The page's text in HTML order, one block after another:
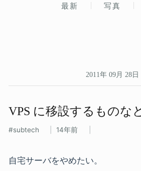
最新 写真
2011年 09月 28日
VPS に​移設する​ものな
subtech 14年前
自宅サーバをやめたい。